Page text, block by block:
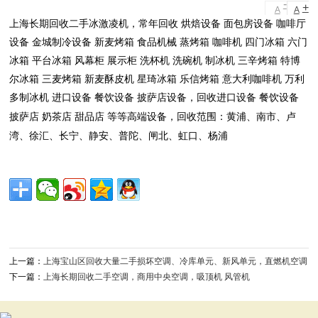
A - A +
上海长期回收二手冰激凌机，常年回收 烘焙设备 面包房设备 咖啡厅
设备 金城制冷设备 新麦烤箱 食品机械 蒸烤箱 咖啡机 四门冰箱 六门
冰箱 平台冰箱 风幕柜 展示柜 洗杯机 洗碗机 制冰机 三辛烤箱 特博
尔冰箱 三麦烤箱 新麦酥皮机 星琦冰箱 乐信烤箱 意大利咖啡机 万利
多制冰机 进口设备 餐饮设备 披萨店设备，回收进口设备 餐饮设备
披萨店 奶茶店 甜品店 等等高端设备，回收范围：黄浦、南市、卢
湾、徐汇、长宁、静安、普陀、闸北、虹口、杨浦
上一篇：
上海宝山区回收大量二手损坏空调、冷库单元、新风单元，直燃机空调
下一篇：
上海长期回收二手空调，商用中央空调，吸顶机 风管机